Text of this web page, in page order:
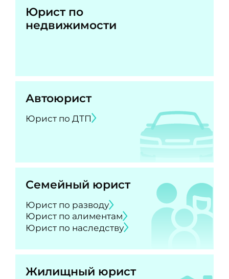
Юрист по
недвижимости
Автоюрист
Юрист по ДТП
Семейный юрист
Юрист по разводу
Юрист по алиментам
Юрист по наследству
Жилищный юрист